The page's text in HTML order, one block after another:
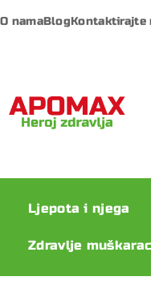
O namaBlogKontaktirajte
Ljepota i njega
Zdravlje